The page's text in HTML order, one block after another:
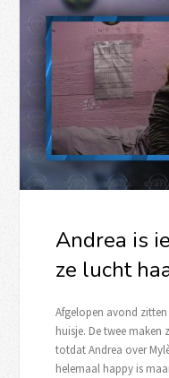
Andrea is
ze lucht
Afgelopen avond zitten
huisje. De twee
totdat Andrea over
helemaal happy is